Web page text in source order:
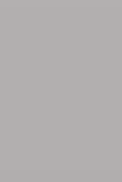
Zignum Añejo